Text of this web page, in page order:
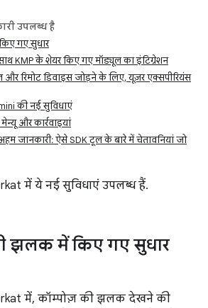
उपलब्ध है
गए सुधार
KMP के शेयर किए गए मॉड्यूल का इंटिग्रेशन
रिमोट डिवाइस जोड़ने के लिए, यूज़र एक्सपीरियंस
की नई सुविधाएं
और कार्रवाइयां
जानकारी: ऐसे SDK टूल के बारे में चेतावनियां जो
में ये नई सुविधाएं उपलब्ध हैं.
झलक में किए गए सुधार
में, कॉम्पोज़ की झलक देखने की